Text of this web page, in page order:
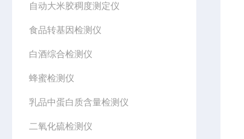
自动大米胶稠度测定仪
食品转基因检测仪
白酒综合检测仪
蜂蜜检测仪
乳品中蛋白质含量检测仪
二氧化硫检测仪